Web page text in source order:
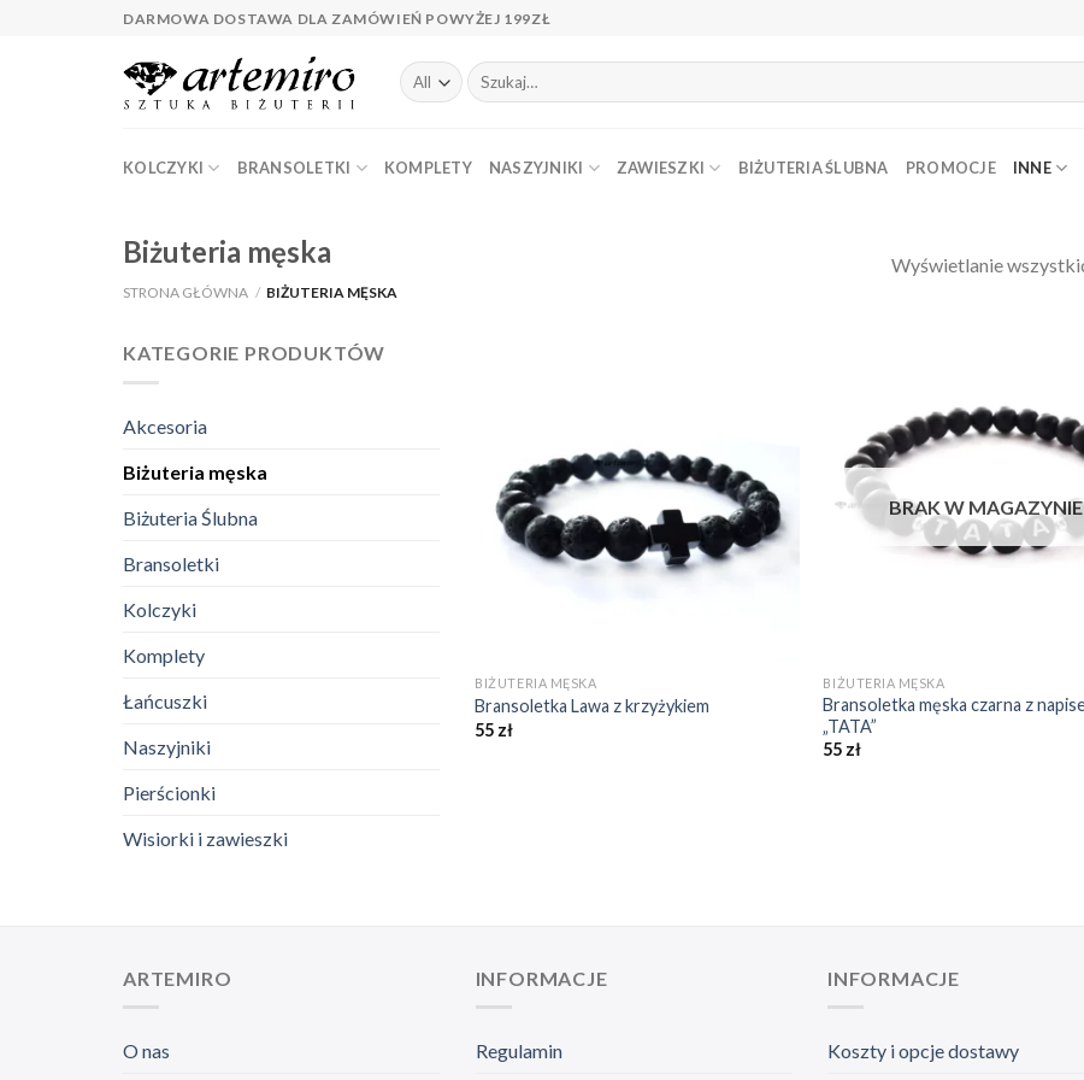
DARMOWA DOSTAWA DLA ZAMÓWIEŃ POWYŻEJ 199ZŁ
Szukaj:
KOLCZYKI BRANSOLETKI KOMPLETY NASZYJNIKI ZAWIESZKI BIŻUTERIA ŚLUBNA PROMOCJE INNE
Biżuteria męska
STRONA GŁÓWNA / BIŻUTERIA MĘSKA
Wyświetlanie
KATEGORIE PRODUKTÓW
Akcesoria
Biżuteria męska
Biżuteria Ślubna
Bransoletki
Kolczyki
Komplety
Łańcuszki
Naszyjniki
Pierścionki
Wisiorki i zawieszki
BIŻUTERIA MĘSKA
Bransoletka Lawa z krzyżykiem
55 zł
BRAK W MAGAZYNIE
BIŻUTERIA MĘSKA
Bransoletka męska czarna z
„TATA”
55 zł
ARTEMIRO
O nas
INFORMACJE
Regulamin
INFORMACJE
Koszty i opcje dostawy